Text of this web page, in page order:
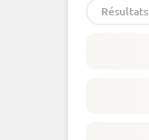
Résultats